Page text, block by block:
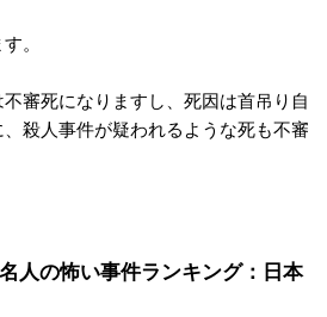
。
審死になりますし、死因は首吊り自
殺人事件が疑われるような死も不審
人の怖い事件ランキング：日本